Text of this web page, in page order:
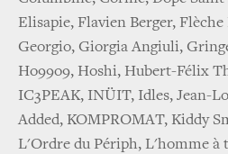
Elisapie, Flavien Berger, Flèche
Georgio, Giorgia Angiuli,
Ho99o9, Hoshi, Hubert-Félix
IC3PEAK, INÜIT, Idles, Jean-
Added, KOMPROMAT, Kiddy
L'Ordre du Périph, L'homme à